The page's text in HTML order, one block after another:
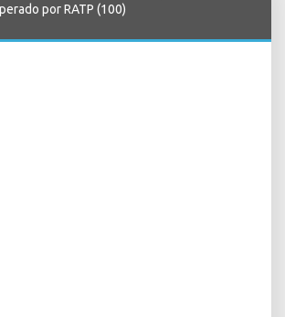
por RATP (100)